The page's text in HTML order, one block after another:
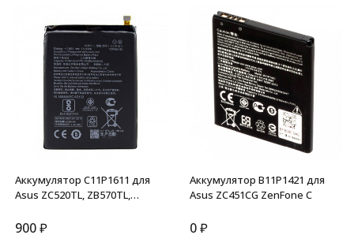
Аккумулятор C11P1611 для
Asus ZC520TL, ZB570TL,
900₽
Аккумулятор B11P1421 для
Asus ZC451CG ZenFone C
0₽